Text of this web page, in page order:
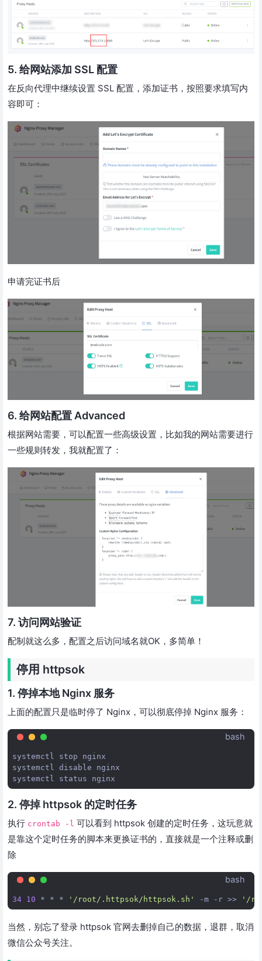
5. 给网站添加 SSL 配置
在反向代理中继续设置 SSL 配置，添加证书，按照要求填写内
容即可：
申请完证书后
6. 给网站配置 Advanced
根据网站需要，可以配置一些高级设置，比如我的网站需要进行
一些规则转发，我就配置了：
7. 访问网站验证
配制就这么多，配置之后访问域名就OK，多简单！
停用 httpsok
1. 停掉本地 Nginx 服务
上面的配置只是临时停了 Nginx，可以彻底停掉 Nginx 服务：
bash
systemctl stop
nginx
systemctl
disable
nginx
systemctl
status
2. 停掉 httpsok 的定时任务
执行 crontab -l 可以看到 httpsok 创建的定时任务，这玩意就
是靠这个定时任务的脚本来更换证书的，直接就是一个注释或删
除
bash
34 10 * * * '/root/.httpsok/httpsok.sh' -m -r >> '/
当然，别忘了登录 httpsok 官网去删掉自己的数据，退群，取消
微信公众号关注。